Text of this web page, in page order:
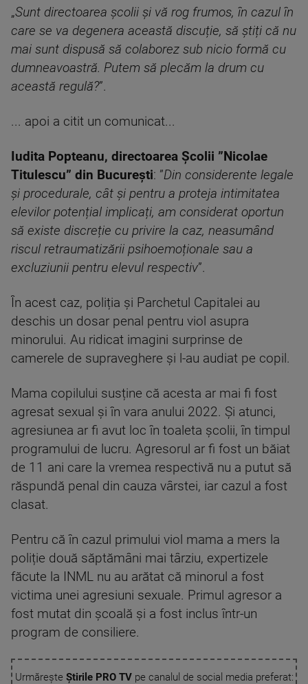
„Sunt directoarea școlii și vă rog frumos, în cazul în
care se va degenera această discuție, să știți că nu
mai sunt dispusă să colaborez sub nicio formă cu
dumneavoastră. Putem să plecăm la drum cu
această regulă?”.
... apoi a citit un comunicat...
Iudita Popteanu, directoarea Școlii ”Nicolae
Titulescu” din București: ”Din considerente legale
și procedurale, cât și pentru a proteja intimitatea
elevilor potențial implicați, am considerat oportun
să existe discreție cu privire la caz, neasumând
riscul retraumatizării psihoemoționale sau a
excluziunii pentru elevul respectiv”.
În acest caz, poliția și Parchetul Capitalei au
deschis un dosar penal pentru viol asupra
minorului. Au ridicat imagini surprinse de
camerele de supraveghere și l-au audiat pe copil.
Mama copilului susține că acesta ar mai fi fost
agresat sexual și în vara anului 2022. Și atunci,
agresiunea ar fi avut loc în toaleta școlii, în timpul
programului de lucru. Agresorul ar fi fost un băiat
de 11 ani care la vremea respectivă nu a putut să
răspundă penal din cauza vârstei, iar cazul a fost
clasat.
Pentru că în cazul primului viol mama a mers la
poliție două săptămâni mai târziu, expertizele
făcute la INML nu au arătat că minorul a fost
victima unei agresiuni sexuale. Primul agresor a
fost mutat din școală și a fost inclus într-un
program de consiliere.
Urmărește Știrile PRO TVpe canalul de social media preferat: